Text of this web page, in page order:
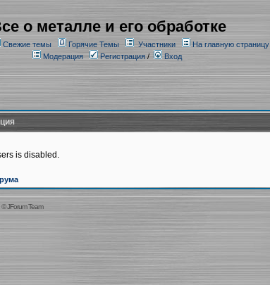
о металле и его обработке
Свежие темы Горячие Темы Участники
На главную страницу
Модерация
Регистрация/ Вход
is disabled.
©JForum Team